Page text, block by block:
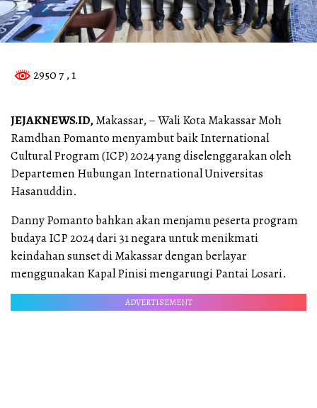
2950 7 , 1
JEJAKNEWS.ID,Makassar, – Wali Kota Makassar Moh
Ramdhan Pomanto menyambut baik International
Cultural Program (ICP) 2024 yang diselenggarakan oleh
Departemen Hubungan International Universitas
Hasanuddin.
Danny Pomanto bahkan akan menjamu peserta program
budaya ICP 2024 dari 31 negara untuk menikmati
keindahan sunset di Makassar dengan berlayar
menggunakan Kapal Pinisi mengarungi Pantai Losari.
ADVERTISEMENT